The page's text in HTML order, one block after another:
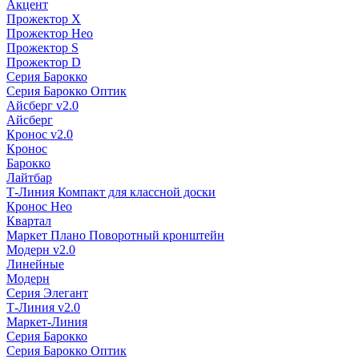
Акцент
Прожектор X
Прожектор Нео
Прожектор S
Прожектор D
Серия Барокко
Серия Барокко Оптик
Айсберг v2.0
Айсберг
Кронос v2.0
Кронос
Барокко
Лайтбар
Т-Линия Компакт для классной доски
Кронос Нео
Квартал
Маркет Плано Поворотный кронштейн
Модерн v2.0
Линейные
Модерн
Серия Элегант
Т-Линия v2.0
Маркет-Линия
Серия Барокко
Серия Барокко Оптик